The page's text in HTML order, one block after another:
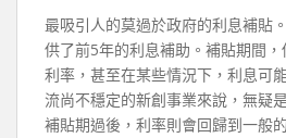
最吸引人的莫過於政府的利息補貼
供了前5年的利息補助。補貼期間
利率，甚至在某些情況下，利息可
流尚不穩定的新創事業來說，無疑
補貼期過後，利率則會回歸到一般